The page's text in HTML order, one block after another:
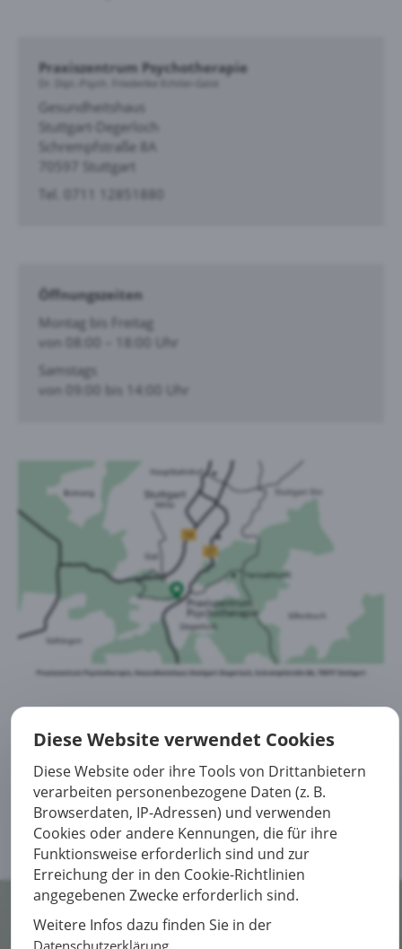
Praxiszentrum Psychotherapie
Gesundheitshaus
Stuttgart-Degerloch
Schrempfstraße 8A
70597 Stuttgart
Tel. 0711 12851880
Öffnungszeiten
Montag bis Freitag
von 08:00 – 18:00 Uhr
Samstags
von 09:00 bis 14:00 Uhr
Jetzt Kontakt aufnehmen
© 2021 Praxis für Psychotherapie
Diese Website verwendet Cookies
Diese Website oder ihre Tools von Drittanbietern
verarbeiten personenbezogene Daten (z. B.
Browserdaten, IP-Adressen) und verwenden
Cookies oder andere Kennungen, die für ihre
Funktionsweise erforderlich sind und zur
Erreichung der in den Cookie-Richtlinien
angegebenen Zwecke erforderlich sind.
Weitere Infos dazu finden Sie in der